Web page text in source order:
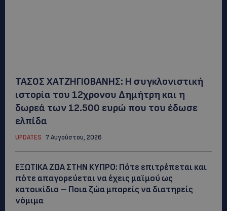
ΤΑΣΟΣ ΧΑΤΖΗΓΙΟΒΑΝΗΣ: Η συγκλονιστική
ιστορία του 12χρονου Δημήτρη και η
δωρεά των 12.500 ευρώ που του έδωσε
ελπίδα
UPDATES 7 Αυγούστου, 2026
ΕΞΩΤΙΚΑ ΖΩΑ ΣΤΗΝ ΚΥΠΡΟ: Πότε επιτρέπεται και
πότε απαγορεύεται να έχεις μαϊμού ως
κατοικίδιο – Ποια ζώα μπορείς να διατηρείς
νόμιμα